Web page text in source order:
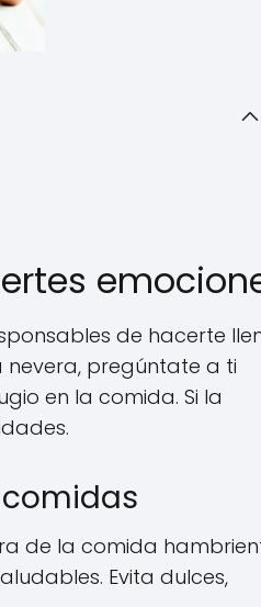
de hacerte
pregúntate a ti
en la comida. Si la
de la comida
Evita dulces,